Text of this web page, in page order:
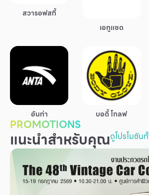
Superstores
กิจกรรมและโปรโมชั่น
ข้อเสนอพิเศษ
มีอะไรใหม่
แผนผังร้านค้า
บริการ
เพื่อสังคม
ฟิวเจอร์ซิตี้
สวารอฟสกี้
เอทูแซด
อันท่า บอดี้ โกลฟ
PROMOTIONS
แนะนำสำหรับคุณดูโปรโมชัน